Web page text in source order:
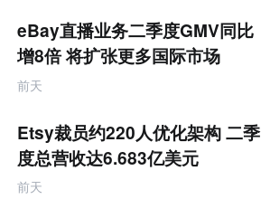
eBay直播业务二季度GMV同比
增8倍 将扩张更多国际市场
前天
Etsy裁员约220人优化架构 二季
度总营收达6.683亿美元
前天